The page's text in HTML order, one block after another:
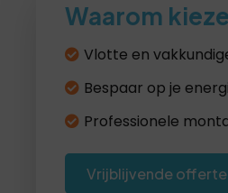
Waarom
Vlotte en
Bespaar op je
Professionele
Vrijblijvende